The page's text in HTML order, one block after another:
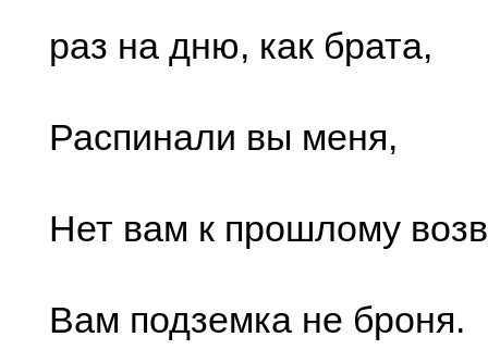
раз на дню, как брата,
Распинали вы меня,
Нет вам к прошлому
Вам подземка не броня.